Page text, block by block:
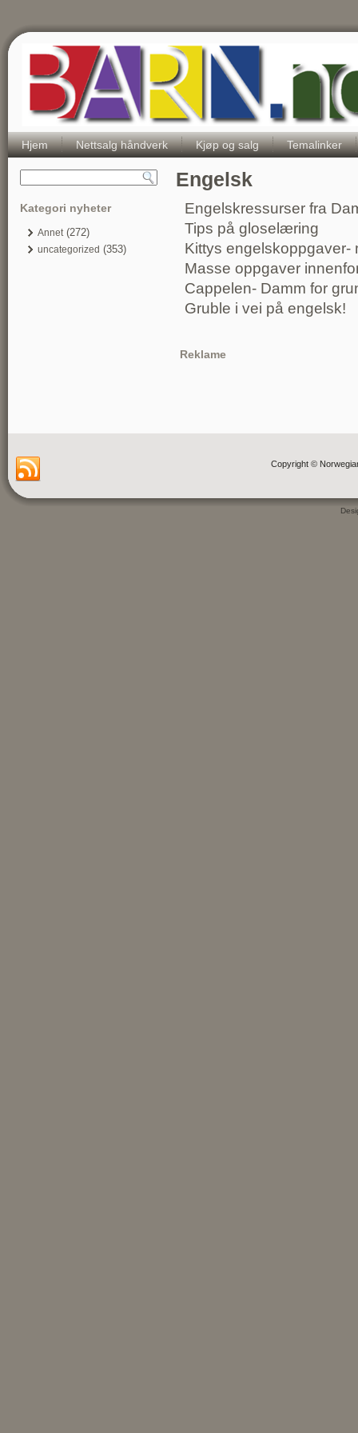
Hjem Nettsalg håndverk Kjøp og salg Temalinker
Kategori nyheter
Annet(272)
uncategorized (353)
Engelsk
Engelskressurser fra
Tips på gloselæring
Kittys engelskoppgaver-
Masse oppgaver
Cappelen- Damm for
Gruble i vei på engelsk!
Reklame
Copyright ©